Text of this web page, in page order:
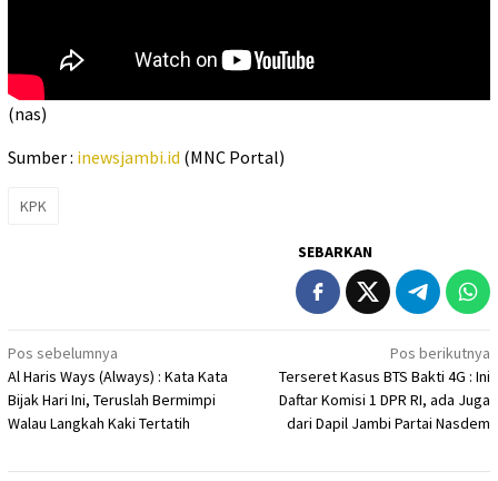
(nas)
Sumber : inewsjambi.id (MNC Portal)
KPK
SEBARKAN
Navigasi
pos
Pos sebelumnya
Al Haris Ways (Always) : Kata Kata
Bijak Hari Ini, Teruslah Bermimpi
Walau Langkah Kaki Tertatih
Pos berikutnya
Terseret Kasus BTS Bakti 4G : Ini
Daftar Komisi 1 DPR RI, ada Juga
dari Dapil Jambi Partai Nasdem